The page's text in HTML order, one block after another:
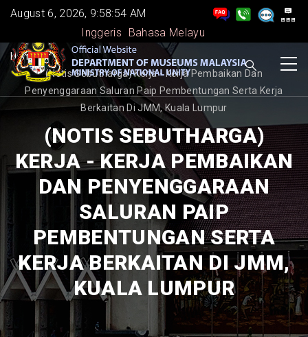
Skip
main
content
August 6, 2026, 9:58:54 AM
Inggeris
Bahasa Melayu
BREADCRUMB
Home -
(Notis Sebutharga) Kerja - Kerja Pembaikan Dan
Penyenggaraan Saluran Paip Pembentungan Serta Kerja
Berkaitan Di JMM, Kuala Lumpur
(NOTIS SEBUTHARGA)
KERJA - KERJA PEMBAIKAN
DAN PENYENGGARAAN
SALURAN PAIP
PEMBENTUNGAN SERTA
KERJA BERKAITAN DI JMM,
KUALA LUMPUR